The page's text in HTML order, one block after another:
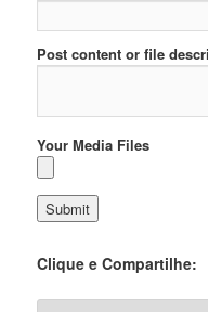
Post content or file
Your Media Files
Clique e Compartilhe: